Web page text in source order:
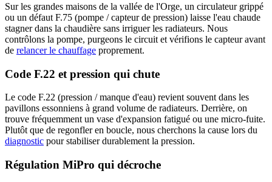
Sur les grandes maisons de la vallée de l'Orge, un circulateur grippé
ou un défaut F.75 (pompe / capteur de pression) laisse l'eau chaude
stagner dans la chaudière sans irriguer les radiateurs. Nous
contrôlons la pompe, purgeons le circuit et vérifions le capteur avant
de relancer le chauffage proprement.
Code F.22 et pression qui chute
Le code F.22 (pression / manque d'eau) revient souvent dans les
pavillons essonniens à grand volume de radiateurs. Derrière, on
trouve fréquemment un vase d'expansion fatigué ou une micro-fuite.
Plutôt que de regonfler en boucle, nous cherchons la cause lors du
diagnostic pour stabiliser durablement la pression.
Régulation MiPro qui décroche